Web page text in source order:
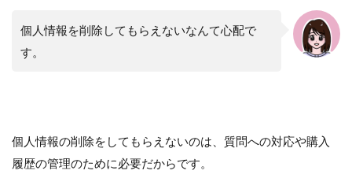
個人情報を削除してもらえないなんて心配で
す。
個人情報の削除をしてもらえないのは、質問への対応や購入
履歴の管理のために必要だからです。